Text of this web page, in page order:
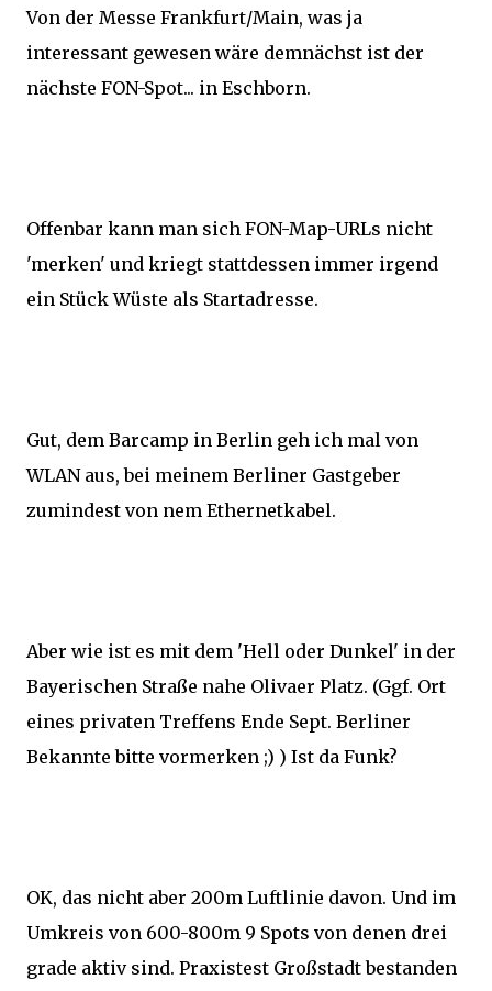
Von der Messe Frankfurt/Main, was ja
interessant gewesen wäre demnächst ist der
nächste FON-Spot... in Eschborn.
Offenbar kann man sich FON-Map-URLs nicht
'merken' und kriegt stattdessen immer irgend
ein Stück Wüste als Startadresse.
Gut, dem Barcamp in Berlin geh ich mal von
WLAN aus, bei meinem Berliner Gastgeber
zumindest von nem Ethernetkabel.
Aber wie ist es mit dem 'Hell oder Dunkel' in der
Bayerischen Straße nahe Olivaer Platz. (Ggf. Ort
eines privaten Treffens Ende Sept. Berliner
Bekannte bitte vormerken ;) ) Ist da Funk?
OK, das nicht aber 200m Luftlinie davon. Und im
Umkreis von 600-800m 9 Spots von denen drei
grade aktiv sind. Praxistest Großstadt bestanden